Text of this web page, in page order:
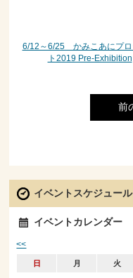
6/12～6/25 かみこあにプロ
ト2019 Pre-Exhibition
前
イベントスケジュール
イベントカレンダー
<<
日 月 火